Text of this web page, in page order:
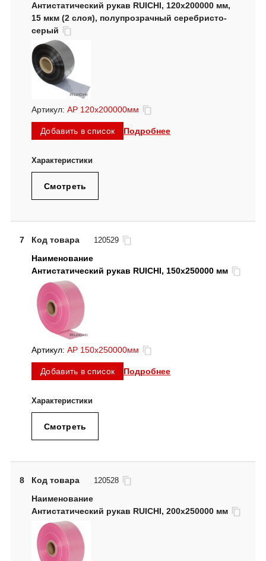
Антистатический рукав RUICHI, 120х200000 мм,
15 мкм (2 слоя), полупрозрачный серебристо-
серый
Артикул: АР 120х200000мм
Добавить в список Подробнее
Смотреть
7 Код товара 120529
Антистатический рукав RUICHI, 150х250000 мм
Артикул: АР 150х250000мм
Добавить в список Подробнее
Смотреть
8 Код товара 120528
Антистатический рукав RUICHI, 200х250000 мм